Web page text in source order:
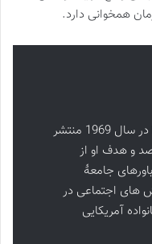
همخوانی دارد.
ایروین شاو این کتاب سه جلدی را در سال 1969 منتشر
و هدف او از
جامعۀ
های اجتماعی در
آمریکایی